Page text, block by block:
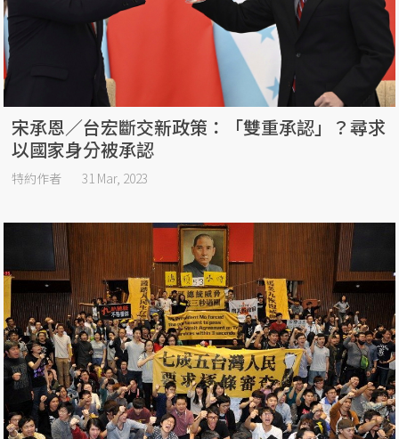
宋承恩／台宏斷交新政策：「雙重承認」？尋求
以國家身分被承認
特約作者 31 Mar, 2023